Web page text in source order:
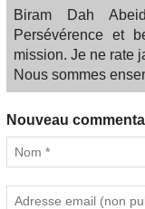
Biram Dah
Persévérence et
mission. Je ne rate
Nous sommes
Nouveau